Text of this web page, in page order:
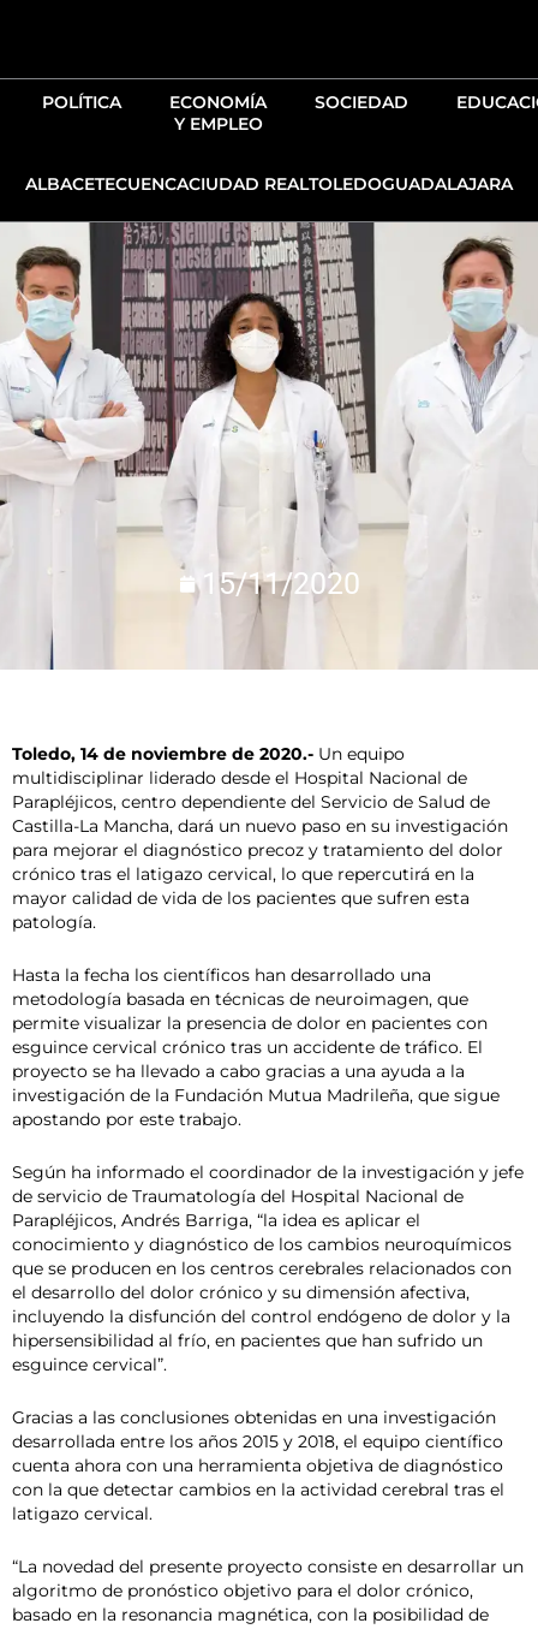
POLÍTICA
ECONOMÍA
Y EMPLEO
SOCIEDAD
ALBACETECUENCACIUDAD REALTOLEDOGUADALAJARA
15/11/2020
Toledo, 14 de noviembre de 2020.- Un equipo
multidisciplinar liderado desde el Hospital Nacional de
Parapléjicos, centro dependiente del Servicio de Salud de
Castilla-La Mancha, dará un nuevo paso en su investigación
para mejorar el diagnóstico precoz y tratamiento del dolor
crónico tras el latigazo cervical, lo que repercutirá en la
mayor calidad de vida de los pacientes que sufren esta
patología.
Hasta la fecha los científicos han desarrollado una
metodología basada en técnicas de neuroimagen, que
permite visualizar la presencia de dolor en pacientes con
esguince cervical crónico tras un accidente de tráfico. El
proyecto se ha llevado a cabo gracias a una ayuda a la
investigación de la Fundación Mutua Madrileña, que sigue
apostando por este trabajo.
Según ha informado el coordinador de la investigación y jefe
de servicio de Traumatología del Hospital Nacional de
Parapléjicos, Andrés Barriga, “la idea es aplicar el
conocimiento y diagnóstico de los cambios neuroquímicos
que se producen en los centros cerebrales relacionados con
el desarrollo del dolor crónico y su dimensión afectiva,
incluyendo la disfunción del control endógeno de dolor y la
hipersensibilidad al frío, en pacientes que han sufrido un
esguince cervical”.
Gracias a las conclusiones obtenidas en una investigación
desarrollada entre los años 2015 y 2018, el equipo científico
cuenta ahora con una herramienta objetiva de diagnóstico
con la que detectar cambios en la actividad cerebral tras el
latigazo cervical.
“La novedad del presente proyecto consiste en desarrollar un
algoritmo de pronóstico objetivo para el dolor crónico,
basado en la resonancia magnética, con la posibilidad de